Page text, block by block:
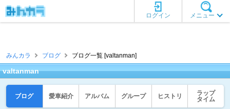
メニュー
ログイン
みんカラ ブログ ブログ一覧 [valtanman]
valtanman
ブログ 愛車紹介 アルバム グループ ヒストリ
ラップ
タイム